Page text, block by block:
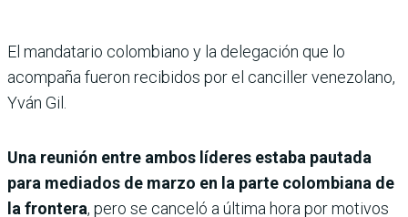
El mandatario colombiano y la delegación que lo
acompaña fueron recibidos por el canciller venezolano,
Yván Gil.
Una reunión entre ambos líderes estaba pautada
para mediados de marzo en la parte colombiana de
la frontera, pero se canceló a última hora por motivos